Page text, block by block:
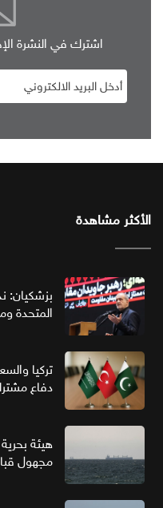
اشترك في النشرة
الأكثر مشاهدة
بزشكيان:
المتحدة
تركيا
دفاع
هيئة
مجهول